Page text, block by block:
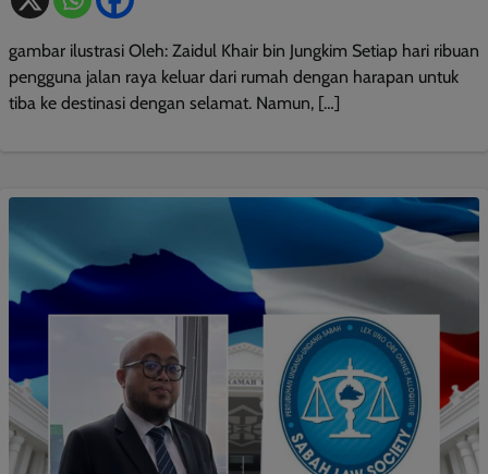
gambar ilustrasi Oleh: Zaidul Khair bin Jungkim Setiap hari ribuan
pengguna jalan raya keluar dari rumah dengan harapan untuk
tiba ke destinasi dengan selamat. Namun, […]